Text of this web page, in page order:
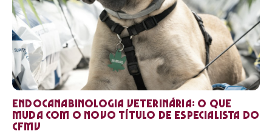
Endocanabinologia Veterinária: o que
muda com o novo título de especialista do
CFMV